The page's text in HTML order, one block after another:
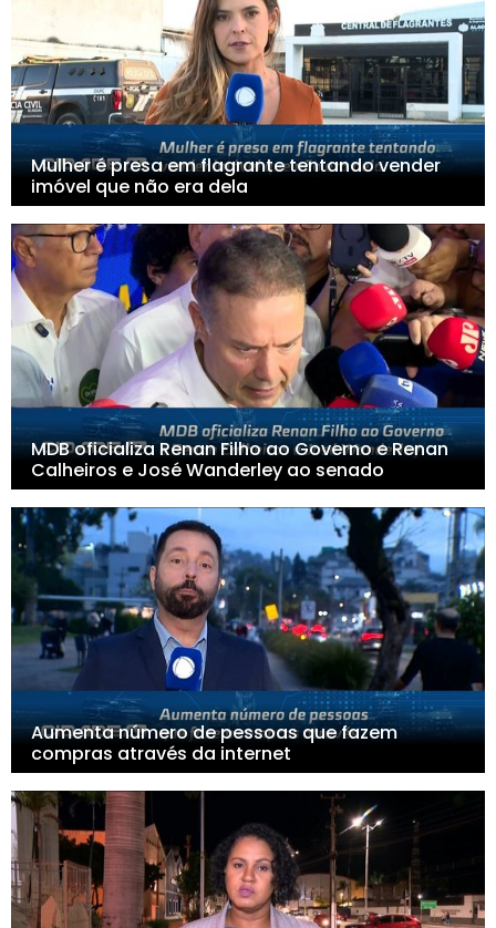
Mulher é presa em flagrante tentando vender
imóvel que não era dela
MDB oficializa Renan Filho ao Governo e Renan
Calheiros e José Wanderley ao senado
Aumenta número de pessoas que fazem
compras através da internet